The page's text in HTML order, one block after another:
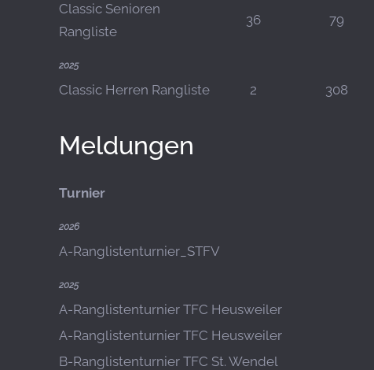
Classic Senioren
Rangliste
36 79
2025
Classic Herren Rangliste 2 308
Meldungen
Turnier
2026
A-Ranglistenturnier_STFV
2025
A-Ranglistenturnier TFC Heusweiler
A-Ranglistenturnier TFC Heusweiler
B-Ranglistenturnier TFC St. Wendel